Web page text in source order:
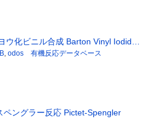
ウ化ビニル合成 Barton Vinyl Iodid…
B, odos 有機反応データベース
ペングラー反応 Pictet-Spengler